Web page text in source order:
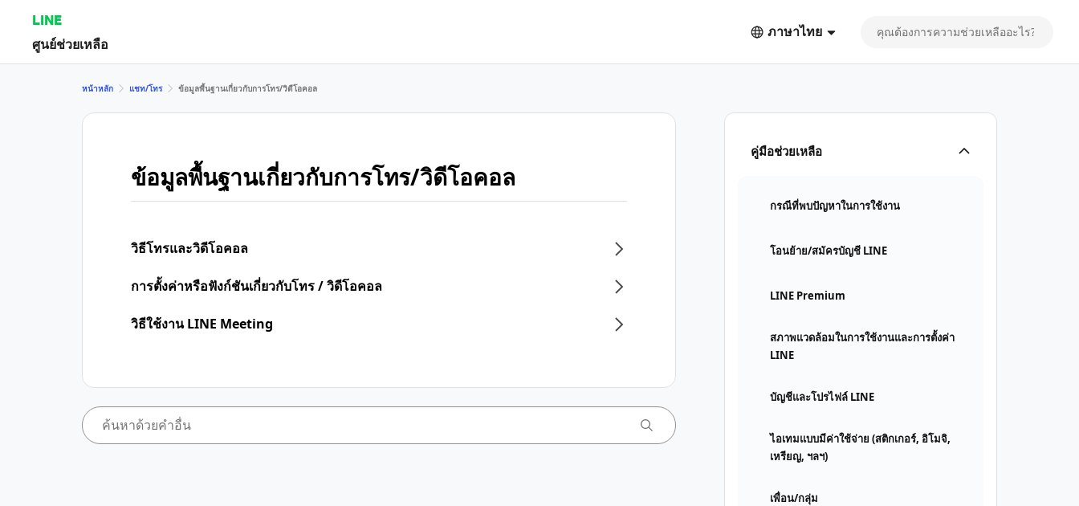
LINE
ศูนย์ช่วยเหลือ
ภาษาไทย
คู่มือช่วยเหลือ
กรณีที่พบปัญหาในการใช้งาน
โอนย้าย/สมัครบัญชี LINE
LINE Premium
สภาพแวดล้อมในการใช้งานและการตั้งค่า
LINE
บัญชีและโปรไฟล์ LINE
ไอเทมแบบมีค่าใช้จ่าย (สติกเกอร์, อิโมจิ,
เหรียญ, ฯลฯ)
เพื่อน/กลุ่ม
หน้าหลัก แชท/โทร ข้อมูลพื้นฐานเกี่ยวกับการโทร/วิดีโอคอล
ข้อมูลพื้นฐานเกี่ยวกับการโทร/วิดีโอคอล
วิธีโทรและวิดีโอคอล
การตั้งค่าหรือฟังก์ชันเกี่ยวกับโทร / วิดีโอคอล
วิธีใช้งาน LINE Meeting